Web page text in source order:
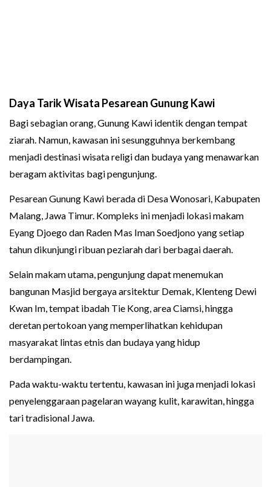
Daya Tarik Wisata Pesarean Gunung Kawi
Bagi sebagian orang, Gunung Kawi identik dengan tempat
ziarah. Namun, kawasan ini sesungguhnya berkembang
menjadi destinasi wisata religi dan budaya yang menawarkan
beragam aktivitas bagi pengunjung.
Pesarean Gunung Kawi berada di Desa Wonosari, Kabupaten
Malang, Jawa Timur. Kompleks ini menjadi lokasi makam
Eyang Djoego dan Raden Mas Iman Soedjono yang setiap
tahun dikunjungi ribuan peziarah dari berbagai daerah.
Selain makam utama, pengunjung dapat menemukan
bangunan Masjid bergaya arsitektur Demak, Klenteng Dewi
Kwan Im, tempat ibadah Tie Kong, area Ciamsi, hingga
deretan pertokoan yang memperlihatkan kehidupan
masyarakat lintas etnis dan budaya yang hidup
berdampingan.
Pada waktu-waktu tertentu, kawasan ini juga menjadi lokasi
penyelenggaraan pagelaran wayang kulit, karawitan, hingga
tari tradisional Jawa.